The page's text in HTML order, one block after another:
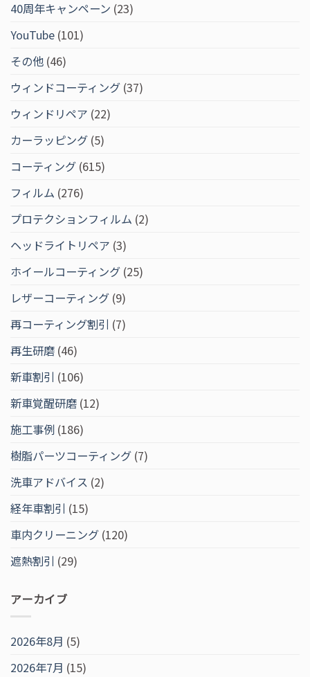
40周年キャンペーン (23)
YouTube (101)
その他 (46)
ウィンドコーティング (37)
ウィンドリペア (22)
カーラッピング (5)
コーティング (615)
フィルム (276)
プロテクションフィルム (2)
ヘッドライトリペア (3)
ホイールコーティング (25)
レザーコーティング (9)
再コーティング割引 (7)
再生研磨 (46)
新車割引 (106)
新車覚醒研磨 (12)
施工事例 (186)
樹脂パーツコーティング (7)
洗車アドバイス (2)
経年車割引 (15)
車内クリーニング (120)
遮熱割引 (29)
アーカイブ
2026年8月 (5)
2026年7月 (15)